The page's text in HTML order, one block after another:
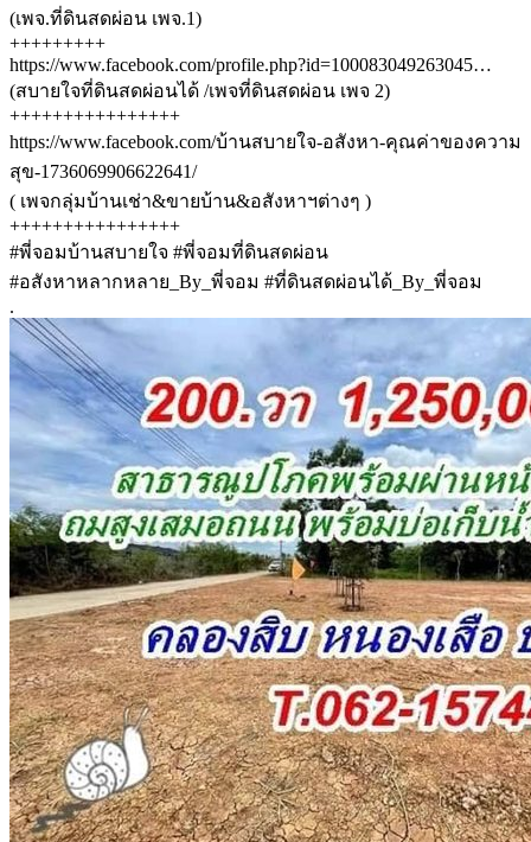
(เพจ.ที่ดินสดผ่อน เพจ.1)
+++++++++
https://www.facebook.com/profile.php?id=100083049263045…
(สบายใจที่ดินสดผ่อนได้ /เพจที่ดินสดผ่อน เพจ 2)
++++++++++++++++
https://www.facebook.com/บ้านสบายใจ-อสังหา-คุณค่าของความ
สุข-1736069906622641/
( เพจกลุ่มบ้านเช่า&ขายบ้าน&อสังหาฯต่างๆ )
++++++++++++++++
#พี่จอมบ้านสบายใจ #พี่จอมที่ดินสดผ่อน
#อสังหาหลากหลาย_By_พี่จอม #ที่ดินสดผ่อนได้_By_พี่จอม
.